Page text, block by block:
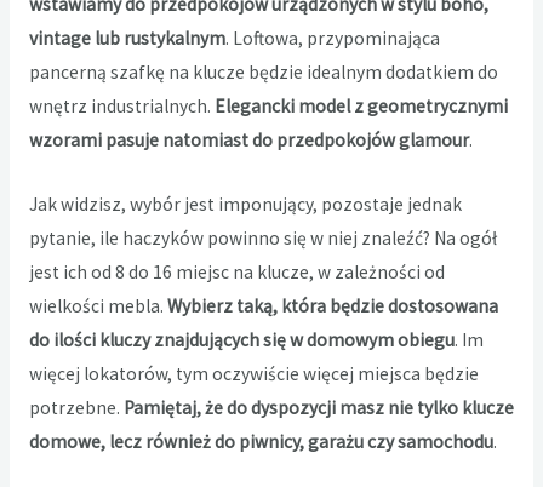
vintage lub rustykalnym. Loftowa, przypominająca
pancerną szafkę na klucze będzie idealnym dodatkiem do
wnętrz industrialnych. Elegancki model z geometrycznymi
wzorami pasuje natomiast do przedpokojów glamour.
Jak widzisz, wybór jest imponujący, pozostaje jednak
pytanie, ile haczyków powinno się w niej znaleźć? Na ogół
jest ich od 8 do 16 miejsc na klucze, w zależności od
wielkości mebla. Wybierz taką, która będzie dostosowana
do ilości kluczy znajdujących się w domowym obiegu. Im
więcej lokatorów, tym oczywiście więcej miejsca będzie
potrzebne. Pamiętaj, że do dyspozycji masz nie tylko klucze
domowe, lecz również do piwnicy, garażu czy samochodu.